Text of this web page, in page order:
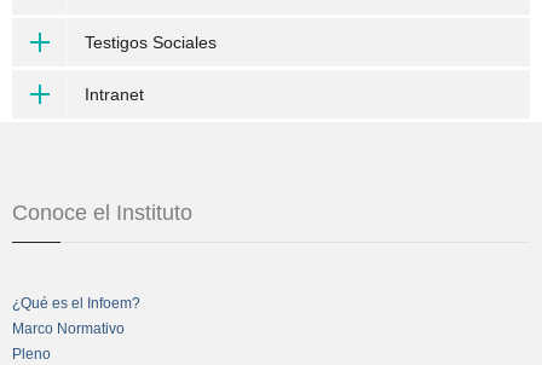
Testigos Sociales
Intranet
Conoce el Instituto
¿Qué es el Infoem?
Marco Normativo
Pleno